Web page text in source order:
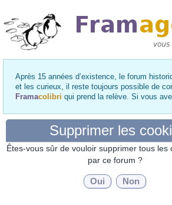
Après 15 années d’existence, le forum
et les curieux, il reste toujours possible de
Framacolibri qui prend la relève. Si vous
Supprimer les
Êtes-vous sûr de vouloir supprimer tous les
par ce forum ?